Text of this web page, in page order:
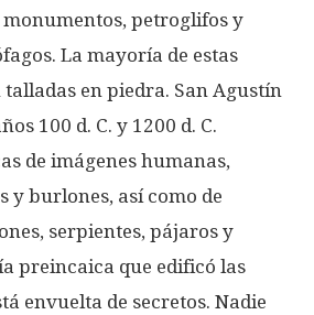
monumentos, petroglifos y
La mayoría de estas
en piedra. San Agustín
100 d. C. y 1200 d. C.
de imágenes humanas,
y burlones, así como de
serpientes, pájaros y
preincaica que edificó las
envuelta de secretos. Nadie